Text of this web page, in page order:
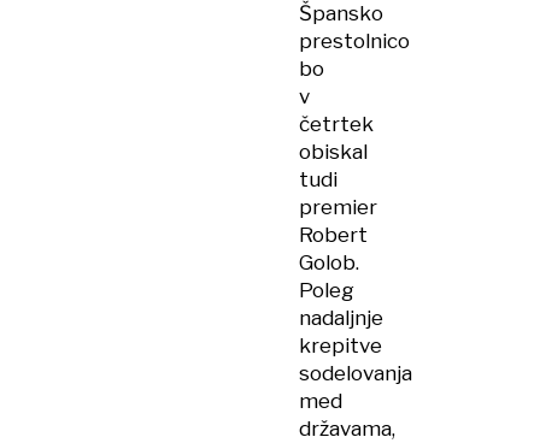
Palestincem
Špansko
prestolnico
bo
v
četrtek
obiskal
tudi
premier
Robert
Golob.
Poleg
nadaljnje
krepitve
sodelovanja
med
državama,